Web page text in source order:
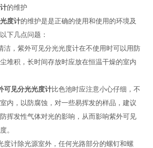
的维护
度计的维护是是正确的使用和使用的环境及
下几点问题：
洁，紫外可见分光光度计在不使用时可以用防
堆积，长时间存放时应放在恒温干燥的室内
可见分光光度计比色池时应注意小心仔细，不
内，以防腐蚀，对一些易挥发的样品，建议
挥发性气体对光的影响，从而影响紫外可见
。
度计除光源室外，任何光路部分的螺钉和螺